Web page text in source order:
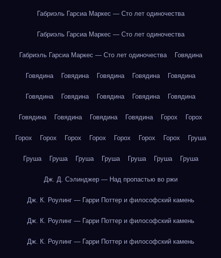
Габриэль Гарсиа Маркес — Сто лет одиночества
Габриэль Гарсиа Маркес — Сто лет одиночества
Габриэль Гарсиа Маркес — Сто лет одиночества Говядина
Говядина Говядина Говядина Говядина Говядина
Говядина Говядина Говядина Говядина Говядина
Говядина Говядина Говядина Говядина Горох Горох
Горох Горох Горох Горох Горох Горох Горох Груша
Груша Груша Груша Груша Груша Груша Груша
Дж. Д. Сэлинджер — Над пропастью во ржи
Дж. К. Роулинг — Гарри Поттер и философский камень
Дж. К. Роулинг — Гарри Поттер и философский камень
Дж. К. Роулинг — Гарри Поттер и философский камень